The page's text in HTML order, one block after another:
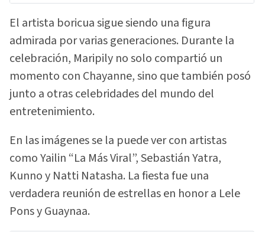
El artista boricua sigue siendo una figura
admirada por varias generaciones. Durante la
celebración, Maripily no solo compartió un
momento con Chayanne, sino que también posó
junto a otras celebridades del mundo del
entretenimiento.
En las imágenes se la puede ver con artistas
como Yailin “La Más Viral”, Sebastián Yatra,
Kunno y Natti Natasha. La fiesta fue una
verdadera reunión de estrellas en honor a Lele
Pons y Guaynaa.